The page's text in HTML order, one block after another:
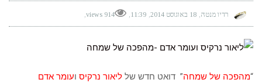
רדיו מנטה 18 באוגוסט 2014 11:39
914 views
“מהפכה של שמחה” דואט חדש של ליאור נרקיס ועומר אדם